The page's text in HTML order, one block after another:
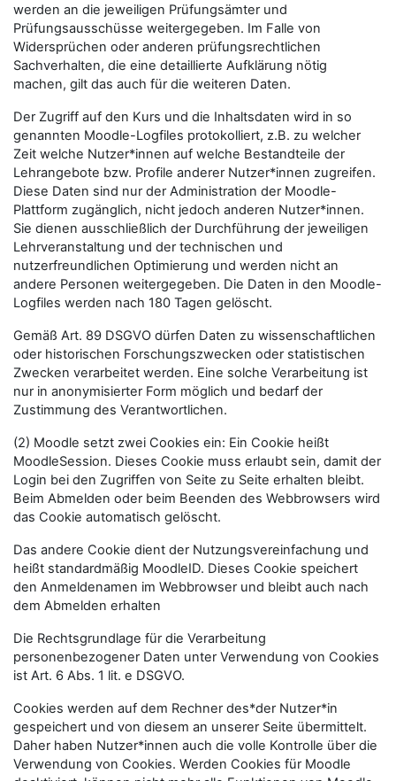
werden an die jeweiligen Prüfungsämter und
Prüfungsausschüsse weitergegeben. Im Falle von
Widersprüchen oder anderen prüfungsrechtlichen
Sachverhalten, die eine detaillierte Aufklärung nötig
machen, gilt das auch für die weiteren Daten.
Der Zugriff auf den Kurs und die Inhaltsdaten wird in so
genannten Moodle-Logfiles protokolliert, z.B. zu welcher
Zeit welche Nutzer*innen auf welche Bestandteile der
Lehrangebote bzw. Profile anderer Nutzer*innen zugreifen.
Diese Daten sind nur der Administration der Moodle-
Plattform zugänglich, nicht jedoch anderen Nutzer*innen.
Sie dienen ausschließlich der Durchführung der jeweiligen
Lehrveranstaltung und der technischen und
nutzerfreundlichen Optimierung und werden nicht an
andere Personen weitergegeben. Die Daten in den Moodle-
Logfiles werden nach 180 Tagen gelöscht.
Gemäß Art. 89 DSGVO dürfen Daten zu wissenschaftlichen
oder historischen Forschungszwecken oder statistischen
Zwecken verarbeitet werden. Eine solche Verarbeitung ist
nur in anonymisierter Form möglich und bedarf der
Zustimmung des Verantwortlichen.
(2) Moodle setzt zwei Cookies ein: Ein Cookie heißt
MoodleSession. Dieses Cookie muss erlaubt sein, damit der
Login bei den Zugriffen von Seite zu Seite erhalten bleibt.
Beim Abmelden oder beim Beenden des Webbrowsers wird
das Cookie automatisch gelöscht.
Das andere Cookie dient der Nutzungsvereinfachung und
heißt standardmäßig MoodleID. Dieses Cookie speichert
den Anmeldenamen im Webbrowser und bleibt auch nach
dem Abmelden erhalten
Die Rechtsgrundlage für die Verarbeitung
personenbezogener Daten unter Verwendung von Cookies
ist Art. 6 Abs. 1 lit. e DSGVO.
Cookies werden auf dem Rechner des*der Nutzer*in
gespeichert und von diesem an unserer Seite übermittelt.
Daher haben Nutzer*innen auch die volle Kontrolle über die
Verwendung von Cookies. Werden Cookies für Moodle